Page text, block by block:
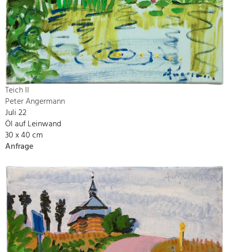
Teich II
Peter Angermann
Juli 22
Öl auf Leinwand
30 x 40 cm
Anfrage